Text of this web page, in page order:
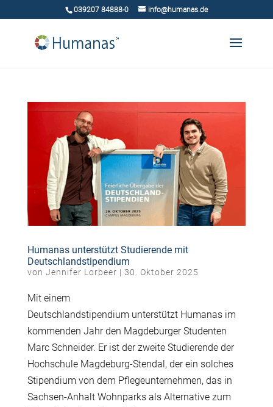
039207 84888-0 info@humanas.de
Humanas unterstützt Studierende mit
Deutschlandstipendium
von Jennifer Lorbeer | 30. Oktober 2025
Mit einem
Deutschlandstipendium unterstützt Humanas im
kommenden Jahr den Magdeburger Studenten
Marc Schneider. Er ist der zweite Studierende der
Hochschule Magdeburg-Stendal, der ein solches
Stipendium von dem Pflegeunternehmen, das in
Sachsen-Anhalt Wohnparks als Alternative zum